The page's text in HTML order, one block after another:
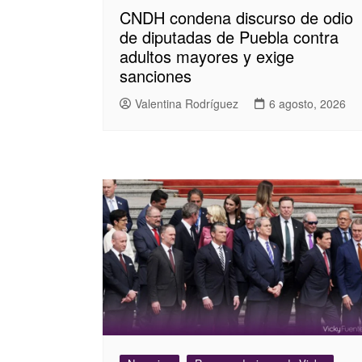
CNDH condena discurso de odio
de diputadas de Puebla contra
adultos mayores y exige
sanciones
Valentina Rodríguez 6 agosto, 2026